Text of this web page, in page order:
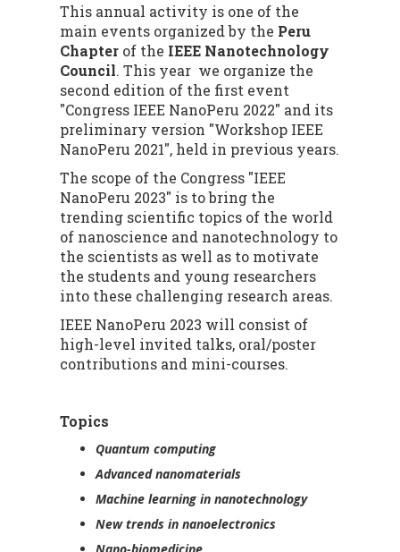
This annual activity is one of the
main events organized by the Peru
Chapter of the IEEE Nanotechnology
Council. This year we organize the
second edition of the first event
"Congress IEEE NanoPeru 2022" and its
preliminary version "Workshop IEEE
NanoPeru 2021", held in previous years.
The scope of the Congress "IEEE
NanoPeru 2023" is to bring the
trending scientific topics of the world
of nanoscience and nanotechnology to
the scientists as well as to motivate
the students and young researchers
into these challenging research areas.
IEEE NanoPeru 2023 will consist of
high-level invited talks, oral/poster
contributions and mini-courses.
Topics
Quantum computing
Advanced nanomaterials
Machine learning in nanotechnology
New trends in nanoelectronics